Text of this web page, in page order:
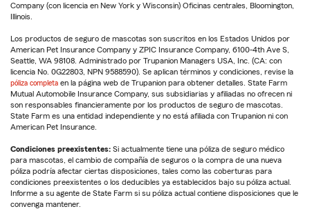
Company (con licencia en New York y Wisconsin) Oficinas centrales, Bloomington,
Illinois.
Los productos de seguro de mascotas son suscritos en los Estados Unidos por
American Pet Insurance Company y ZPIC Insurance Company, 6100-4th Ave S,
Seattle, WA 98108. Administrado por Trupanion Managers USA, Inc. (CA: con
licencia No. 0G22803, NPN 9588590). Se aplican términos y condiciones, revise la
póliza completa en la página web de Trupanion para obtener detalles. State Farm
Mutual Automobile Insurance Company, sus subsidiarias y afiliadas no ofrecen ni
son responsables financieramente por los productos de seguro de mascotas.
State Farm es una entidad independiente y no está afiliada con Trupanion ni con
American Pet Insurance.
Condiciones preexistentes: Si actualmente tiene una póliza de seguro médico
para mascotas, el cambio de compañía de seguros o la compra de una nueva
póliza podría afectar ciertas disposiciones, tales como las coberturas para
condiciones preexistentes o los deducibles ya establecidos bajo su póliza actual.
Informe a su agente de State Farm si su póliza actual contiene disposiciones que le
convenga mantener.